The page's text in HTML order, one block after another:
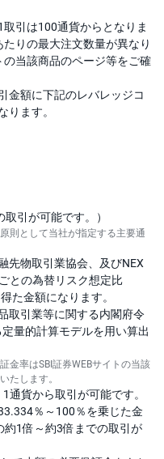
引は100通貨からとなりま
りの最大注文数量が異なり
の当該商品のページ等をご確
金額に下記のレバレッジコ
ます。
引が可能です。）
則として当社が指定する主要通
先物取引業協会、及びNEX
との為替リスク想定比
た金額になります。
取引業等に関する内閣府令
量的計算モデルを用い算出
金率はSBI証券WEBサイトの当該
たします。
貨から取引が可能です。
％～100％を乗じた金
1倍～約3倍までの取引が